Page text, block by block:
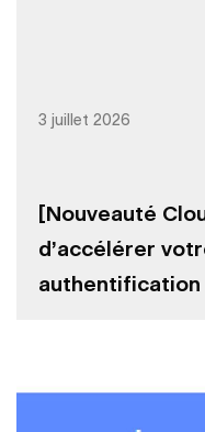
[Nouveauté
d’accélérer
authentification
3 juillet 2026